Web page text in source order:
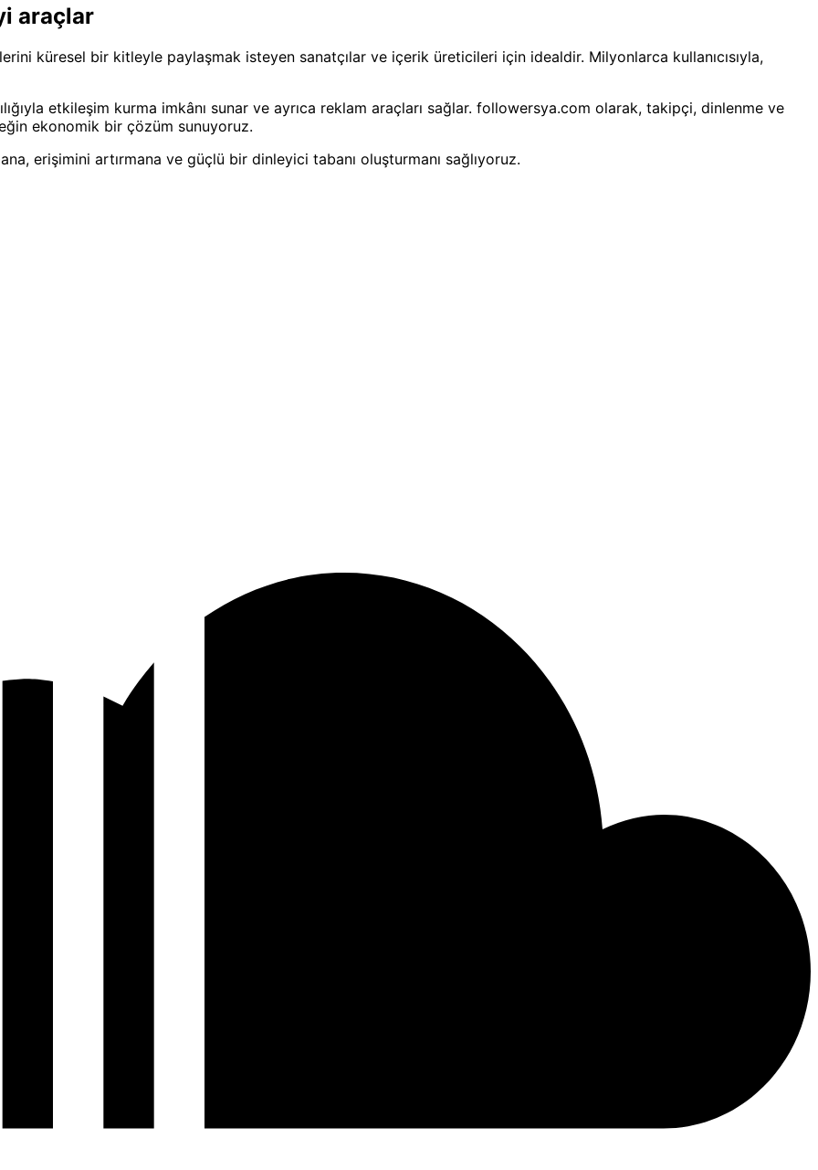
araçlar
küresel bir kitleyle paylaşmak isteyen sanatçılar ve içerik üreticileri için idealdir. Milyonlarca kullanıcısıyla,
etkileşim kurma imkânı sunar ve ayrıca reklam araçları sağlar. followersya.com olarak, takipçi, dinlenme ve
ekonomik bir çözüm sunuyoruz.
erişimini artırmana ve güçlü bir dinleyici tabanı oluşturmanı sağlıyoruz.